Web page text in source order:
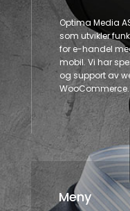
Optima Media
som utvikler
for e-handel
mobil. Vi har
og support av
WooCommerce.
Meny